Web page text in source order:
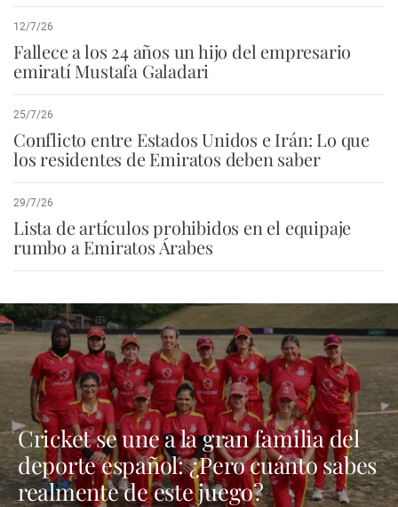
12/7/26
Fallece a los 24 años un hijo del empresario
emiratí Mustafa Galadari
25/7/26
Conflicto entre Estados Unidos e Irán: Lo que
los residentes de Emiratos deben saber
29/7/26
Lista de artículos prohibidos en el equipaje
rumbo a Emiratos Árabes
Cricket se une a la gran familia del
deporte español: ¿Pero cuánto sabes
realmente de este juego?